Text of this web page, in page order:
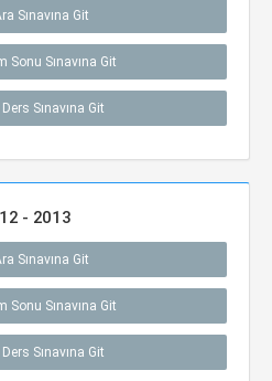
Sınavına Git
Sonu Sınavına Git
Sınavına Git
- 2013
Sınavına Git
Sonu Sınavına Git
Sınavına Git